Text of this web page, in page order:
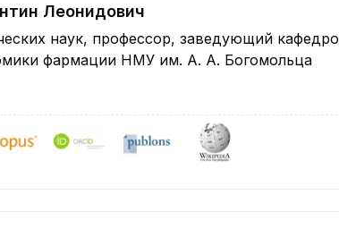
Леонидович
наук, профессор, заведующий
фармации НМУ им. А. А. Богомольца